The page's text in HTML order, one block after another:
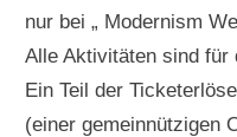
nur bei „ Modernism
Alle Aktivitäten sind für
Ein Teil der
(einer gemeinnützigen